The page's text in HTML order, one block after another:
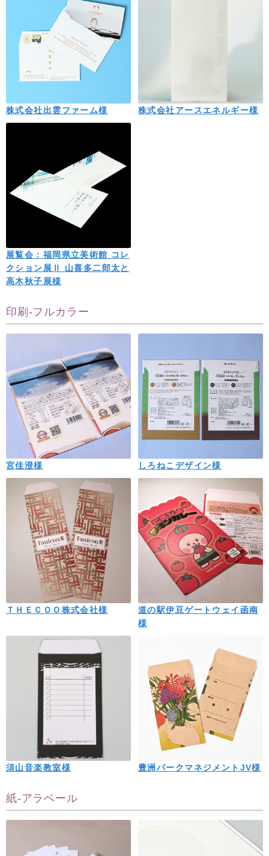
株式会社出雲ファーム様 株式会社アースエネルギー様
展覧会：福岡県立美術館 コレ
クション展Ⅱ 山喜多二郎太と
高木秋子展様
印刷-フルカラー
宮佳澄様 しろねこデザイン様
ＴＨＥＣＯＯ株式会社様
道の駅伊豆ゲートウェイ函南
様
須山音楽教室様 豊洲パークマネジメントJV様
紙-アラベール